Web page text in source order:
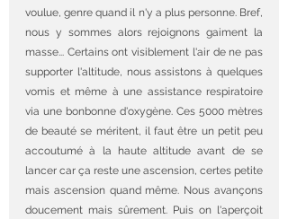
voulue, genre quand il n'y a plus personne. Bref,
nous y sommes alors rejoignons gaiment la
masse... Certains ont visiblement l'air de ne pas
supporter l'altitude, nous assistons à quelques
vomis et même à une assistance respiratoire
via une bonbonne d'oxygène. Ces 5000 mètres
de beauté se méritent, il faut être un petit peu
accoutumé à la haute altitude avant de se
lancer car ça reste une ascension, certes petite
mais ascension quand même. Nous avançons
doucement mais sûrement. Puis on l'aperçoit